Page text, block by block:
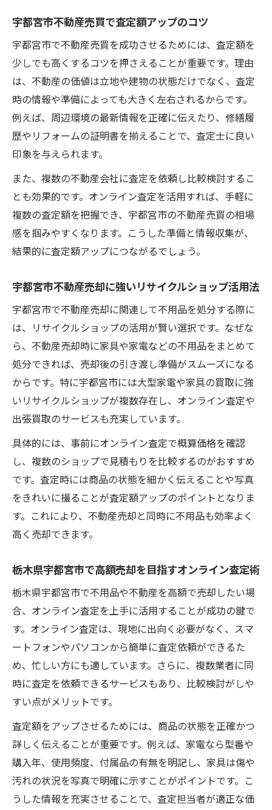
く売却
写真の工夫で査定アップを目指す方法
宇都宮市不動産売買で役立つ写真撮影テク
ニック
宇都宮市不動産売却成功のための写真ポイ
ント
家電や家具を高く見せる撮影方法のコツ
リサイクルショップ査定で重視される写真
とは
オンライン査定に最適な明るい写真の撮り
方
家電や家具の高額売却チャンスとは
宇都宮市不動産売買にも役立つ家電売却タ
宇都宮市不動産売却と同時にできる家具処
分術
大型家電を宇都宮リサイクルショップで高
値売却
栃木県宇都宮市で需要が高い家電・家具の
見極め方
オンライン査定で家電の価値を最大化する
簡単オンライン査定を活用した不動産売買のコ
ツ
宇都宮市不動産売買でオンライン査定を賢
く使う
宇都宮市不動産売却の時短テクニックと査
査定比較でわかる宇都宮市不動産売買のコ
ツ
オンライン査定のメリットと注意点を解説
リサイクルショップとの連携で売却効率ア
ップ
宇都宮市で出張買取が選ばれる理由を解説
宇都宮市不動産売買と出張買取の相性の良
さ
宇都宮市不動産売却時に便利な出張買取活
用法
大型家電の出張買取が人気な理由を紹介
栃木県宇都宮市でおすすめの出張買取サー
ビス
宇都宮市不動産売買で査定額アップのコツ
宇都宮市で不動産売買を成功させるためには、査定額を
少しでも高くするコツを押さえることが重要です。理由
は、不動産の価値は立地や建物の状態だけでなく、査定
時の情報や準備によっても大きく左右されるからです。
例えば、周辺環境の最新情報を正確に伝えたり、修繕履
歴やリフォームの証明書を揃えることで、査定士に良い
印象を与えられます。
また、複数の不動産会社に査定を依頼し比較検討するこ
とも効果的です。オンライン査定を活用すれば、手軽に
複数の査定額を把握でき、宇都宮市の不動産売買の相場
感を掴みやすくなります。こうした準備と情報収集が、
結果的に査定額アップにつながるでしょう。
宇都宮市不動産売却に強いリサイクルショップ活用法
宇都宮市で不動産売却に関連して不用品を処分する際に
は、リサイクルショップの活用が賢い選択です。なぜな
ら、不動産売却時に家具や家電などの不用品をまとめて
処分できれば、売却後の引き渡し準備がスムーズになる
からです。特に宇都宮市には大型家電や家具の買取に強
いリサイクルショップが複数存在し、オンライン査定や
出張買取のサービスも充実しています。
具体的には、事前にオンライン査定で概算価格を確認
し、複数のショップで見積もりを比較するのがおすすめ
です。査定時には商品の状態を細かく伝えることや写真
をきれいに撮ることが査定額アップのポイントとなりま
す。これにより、不動産売却と同時に不用品も効率よく
高く売却できます。
栃木県宇都宮市で高額売却を目指すオンライン査定術
栃木県宇都宮市で不用品や不動産を高額で売却したい場
合、オンライン査定を上手に活用することが成功の鍵で
す。オンライン査定は、現地に出向く必要がなく、スマ
ートフォンやパソコンから簡単に査定依頼ができるた
め、忙しい方にも適しています。さらに、複数業者に同
時に査定を依頼できるサービスもあり、比較検討がしや
すい点がメリットです。
査定額をアップさせるためには、商品の状態を正確かつ
詳しく伝えることが重要です。例えば、家電なら型番や
購入年、使用頻度、付属品の有無を明記し、家具は傷や
汚れの状況を写真で明確に示すことがポイントです。こ
うした情報を充実させることで、査定担当者が適正な価